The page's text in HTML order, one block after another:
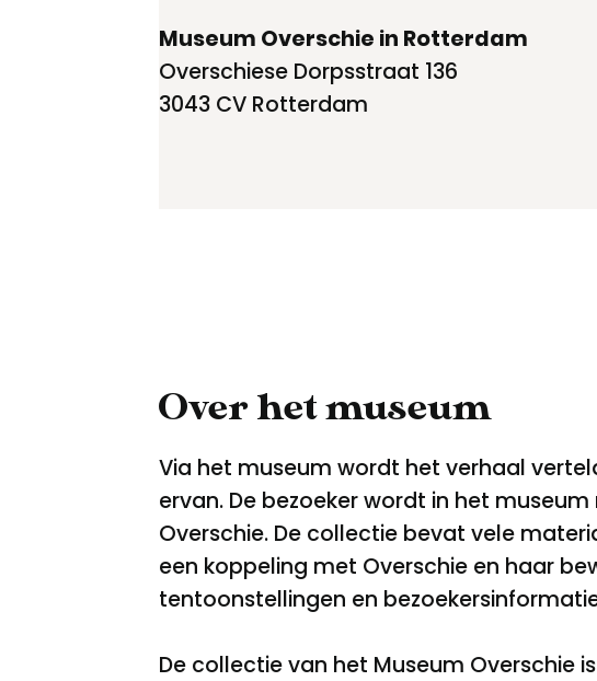
Museum Overschie in Rotterdam
Overschiese Dorpsstraat 136
3043 CV Rotterdam
Over het museum
Via het museum wordt het verhaal
ervan. De bezoeker wordt in het
Overschie. De collectie bevat vele
een koppeling met Overschie en haar
tentoonstellingen en
De collectie van het Museum Overschie